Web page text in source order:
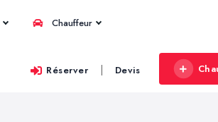
Chauffeur
Réserver | Devis